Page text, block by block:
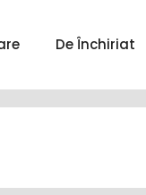
De Închiriat